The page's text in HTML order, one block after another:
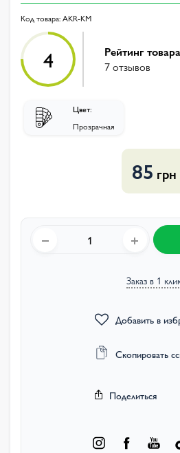
Код товара:AKR-KM
4
Рейтинг товара
7 отзывов
Цвет:
Прозрачная
85 грн
Заказ в 1
Добавить в
Скопировать
Поделиться